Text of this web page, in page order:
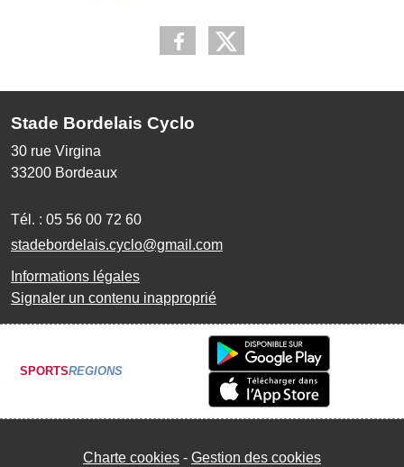
Stade Bordelais Cyclo
30 rue Virgina
33200 Bordeaux
Tél. : 05 56 00 72 60
stadebordelais.cyclo@gmail.com
Informations légales
Signaler un contenu inapproprié
SPORTSREGIONS
Charte cookies Gestion des cookies